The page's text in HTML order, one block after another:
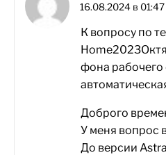
16.08.2024 в 01:47
К вопросу по
фона рабочего
Доброго
У меня вопрос
До версии